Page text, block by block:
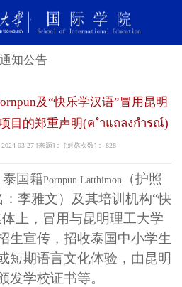
通知公告
及“快乐学汉语”冒用昆明
目的郑重声明(ค ำแถลงกำรณ์)
03-27 [来源]： [浏览次数]： 828
国籍Pornpun Latthimon
（护照
：李雅文）及其培训机构“快
上，冒用与昆明理工大学
生宣传，招收泰国中小学生
短期语言文化体验，由昆明
发学校证书等。